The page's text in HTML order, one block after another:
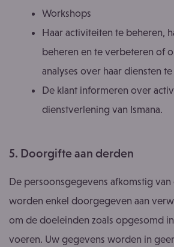
Workshops
Haar activiteiten te beheren,
beheren en te verbeteren of
analyses over haar diensten
De klant informeren over
dienstverlening van Ismana.
5. Doorgifte aan derden
De persoonsgegevens afkomstig
worden enkel doorgegeven aan
om de doeleinden zoals opgesomd
voeren. Uw gegevens worden in